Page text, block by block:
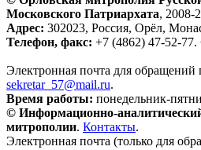
Московского Патриархата, 2008-
Адрес: 302023, Россия, Орёл,
Телефон, факс: +7 (4862) 47-52-77.
Электронная почта для обращений
sekretar_57@mail.ru.
Время работы: понедельник-
© Информационно-
митрополии. Контакты.
Электронная почта (только для